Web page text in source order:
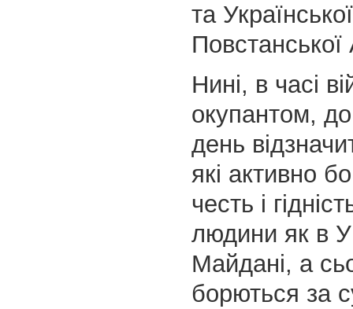
та Української
Повстанської
Нині, в часі
окупантом,
день
які активно
честь і
людини як в
Майдані, а
борються за